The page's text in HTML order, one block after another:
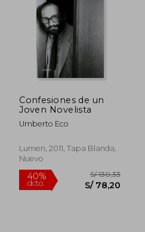
Confesiones de un
Joven Novelista
Umberto Eco
Lumen, 2011, Tapa Blanda,
Nuevo